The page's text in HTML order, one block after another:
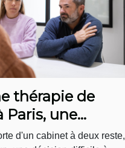
thérapie de
Paris, une
plus courante
d'un cabinet à deux reste,